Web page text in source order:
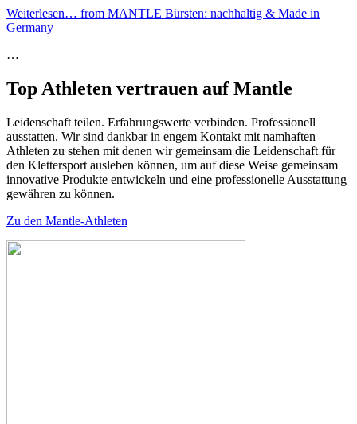
Weiterlesen… from MANTLE Bürsten: nachhaltig & Made in
Germany
…
Top Athleten vertrauen auf Mantle
Leidenschaft teilen. Erfahrungswerte verbinden. Professionell
ausstatten. Wir sind dankbar in engem Kontakt mit namhaften
Athleten zu stehen mit denen wir gemeinsam die Leidenschaft für
den Klettersport ausleben können, um auf diese Weise gemeinsam
innovative Produkte entwickeln und eine professionelle Ausstattung
gewähren zu können.
Zu den Mantle-Athleten